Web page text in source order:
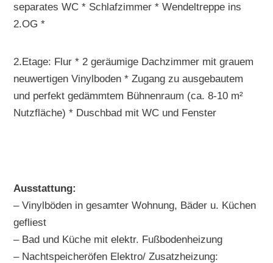
separates WC * Schlafzimmer * Wendeltreppe ins
2.OG *
2.Etage: Flur * 2 geräumige Dachzimmer mit grauem
neuwertigen Vinylboden * Zugang zu ausgebautem
und perfekt gedämmtem Bühnenraum (ca. 8-10 m²
Nutzfläche) * Duschbad mit WC und Fenster
Ausstattung:
– Vinylböden in gesamter Wohnung, Bäder u. Küchen
gefliest
– Bad und Küche mit elektr. Fußbodenheizung
– Nachtspeicheröfen Elektro/ Zusatzheizung: